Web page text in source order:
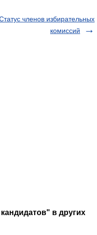
членов избирательных
комиссий
в других